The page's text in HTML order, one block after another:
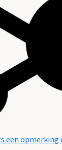
een opmerking